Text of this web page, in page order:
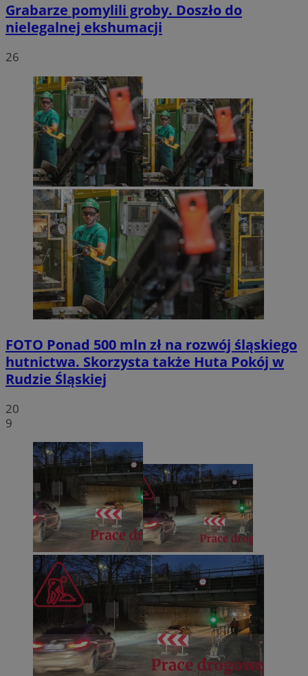
Grabarze pomylili groby. Doszło do
nielegalnej ekshumacji
26
FOTO Ponad 500 mln zł na rozwój śląskiego
hutnictwa. Skorzysta także Huta Pokój w
Rudzie Śląskiej
20
9